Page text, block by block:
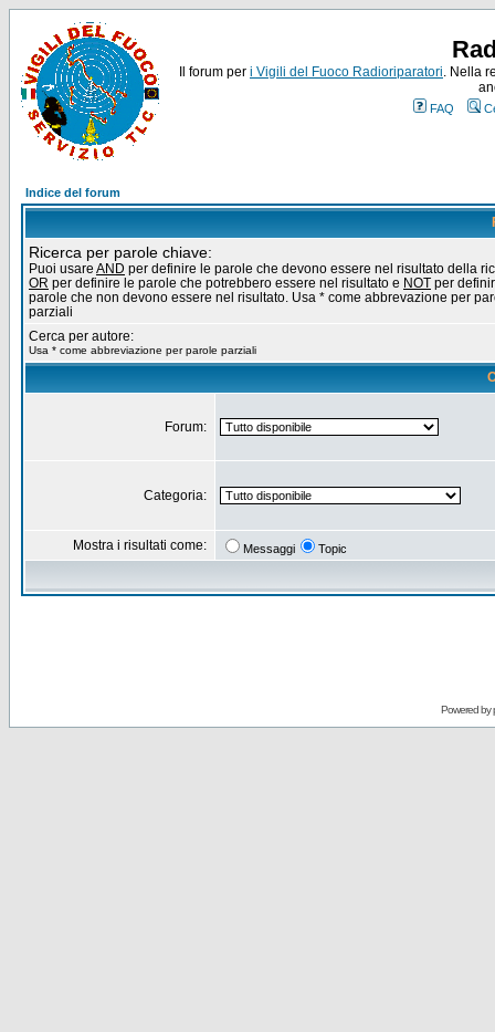
Il forum per i Vigili del Fuoco Radioriparatori. Nella
FAQ
Indice del forum
Ricerca per parole chiave:
Puoi usare AND per definire le parole che devono essere nel risultato della
OR per definire le parole che potrebbero essere nel risultato e NOT per
parole che non devono essere nel risultato. Usa * come abbrevazione per
parziali
Cerca per autore:
Usa * come abbreviazione per parole parziali
Forum:
Categoria:
Mostra i risultati come: Messaggi Topic
Powered by